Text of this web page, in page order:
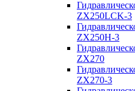
ZX250LCK-3
ZX250Н-3
ZX270
ZX270-3